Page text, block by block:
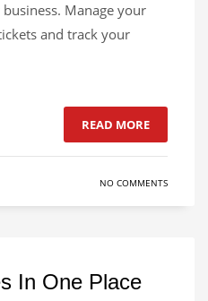
Manage your
and track your
READ MORE
NO COMMENTS
In One Place